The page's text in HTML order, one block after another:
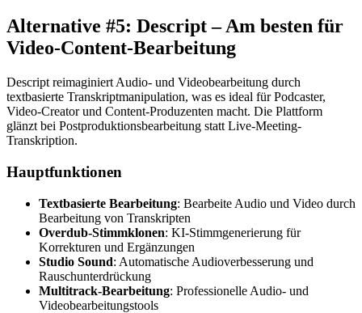
Alternative #5: Descript – Am besten für
Video-Content-Bearbeitung
Descript reimaginiert Audio- und Videobearbeitung durch
textbasierte Transkriptmanipulation, was es ideal für Podcaster,
Video-Creator und Content-Produzenten macht. Die Plattform
glänzt bei Postproduktionsbearbeitung statt Live-Meeting-
Transkription.
Hauptfunktionen
Textbasierte Bearbeitung: Bearbeite Audio und Video durch
Bearbeitung von Transkripten
Overdub-Stimmklonen: KI-Stimmgenerierung für
Korrekturen und Ergänzungen
Studio Sound: Automatische Audioverbesserung und
Rauschunterdrückung
Multitrack-Bearbeitung: Professionelle Audio- und
Videobearbeitungstools